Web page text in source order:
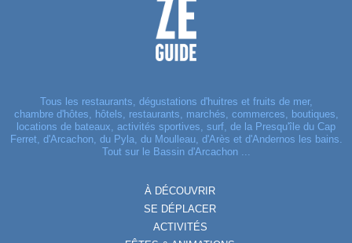
Tous les restaurants, dégustations d'huitres et fruits de mer,
chambre d'hôtes, hôtels, restaurants, marchés, commerces, boutiques,
locations de bateaux, activités sportives, surf, de la Presqu'île du Cap
Ferret, d'Arcachon, du Pyla, du Moulleau, d'Arès et d'Andernos les bains.
Tout sur le Bassin d'Arcachon ...
À DÉCOUVRIR
SE DÉPLACER
ACTIVITÉS